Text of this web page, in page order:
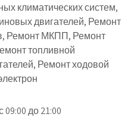
климатических систем,
двигателей, Ремонт
Ремонт МКПП, Ремонт
топливной
Ремонт ходовой
до 21:00